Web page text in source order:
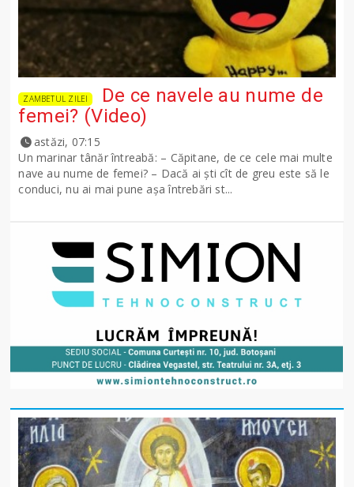
ZAMBETUL ZILEI
De ce navele au nume de
femei? (Video)
astăzi, 07:15
Un marinar tânăr întreabă: – Căpitane, de ce cele mai multe
nave au nume de femei? – Dacă ai şti cît de greu este să le
conduci, nu ai mai pune așa întrebări st...